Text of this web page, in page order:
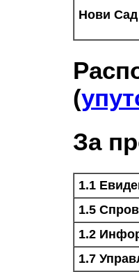
Нови Сад
(
За
1.1
1.5
1.2
1.7